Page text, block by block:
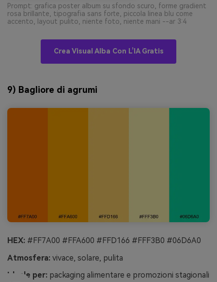
Prompt: grafica poster album su sfondo scuro, forme gradient
rosa brillante, tipografia sans forte, piccola linea blu come
accento, layout pulito, niente foto, niente mani --ar 3:4
Crea Visual Alba Con L’IA Gratis
9) Bagliore di agrumi
HEX: #FF7A00 #FFA600 #FFD166 #FFF3B0 #06D6A0
Atmosfera: vivace, solare, pulita
Ideale per: packaging alimentare e promozioni stagionali